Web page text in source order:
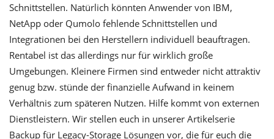
Schnittstellen. Natürlich könnten Anwender von IBM,
NetApp oder Qumolo fehlende Schnittstellen und
Integrationen bei den Herstellern individuell beauftragen.
Rentabel ist das allerdings nur für wirklich große
Umgebungen. Kleinere Firmen sind entweder nicht attraktiv
genug bzw. stünde der finanzielle Aufwand in keinem
Verhältnis zum späteren Nutzen. Hilfe kommt von externen
Dienstleistern. Wir stellen euch in unserer Artikelserie
Backup für Legacy-Storage Lösungen vor, die für euch die